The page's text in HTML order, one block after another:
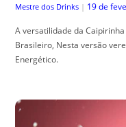
Mestre dos Drinks | 19 de
A versatilidade da
Brasileiro, Nesta versão
Energético.